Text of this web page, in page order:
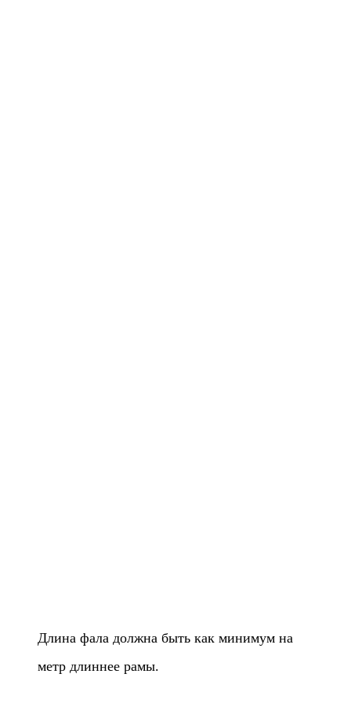
Длина фала должна быть как минимум на
метр длиннее рамы.